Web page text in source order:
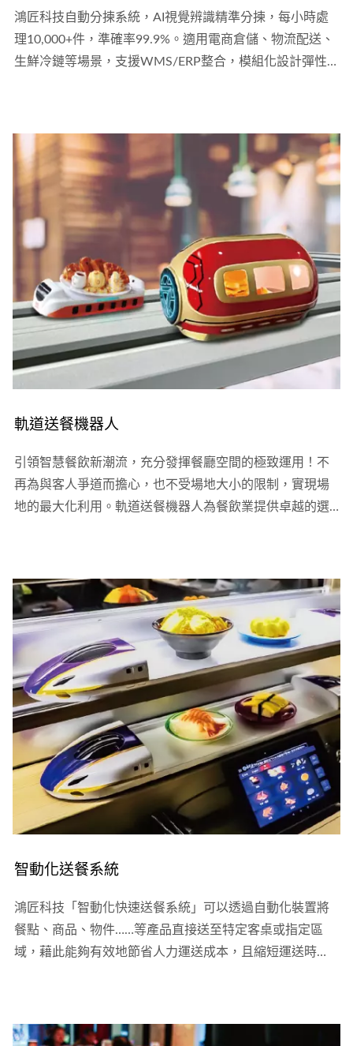
鴻匠科技自動分揀系統，AI視覺辨識精準分揀，每小時處
理10,000+件，準確率99.9%。適用電商倉儲、物流配送、
生鮮冷鏈等場景，支援WMS/ERP整合，模組化設計彈性
軌道送餐機器人
引領智慧餐飲新潮流，充分發揮餐廳空間的極致運用！不
再為與客人爭道而擔心，也不受場地大小的限制，實現場
地的最大化利用。軌道送餐機器人為餐飲業提供卓越的選
智動化送餐系統
鴻匠科技「智動化快速送餐系統」可以透過自動化裝置將
餐點、商品、物件……等產品直接送至特定客桌或指定區
域，藉此能夠有效地節省人力運送成本，且縮短運送時